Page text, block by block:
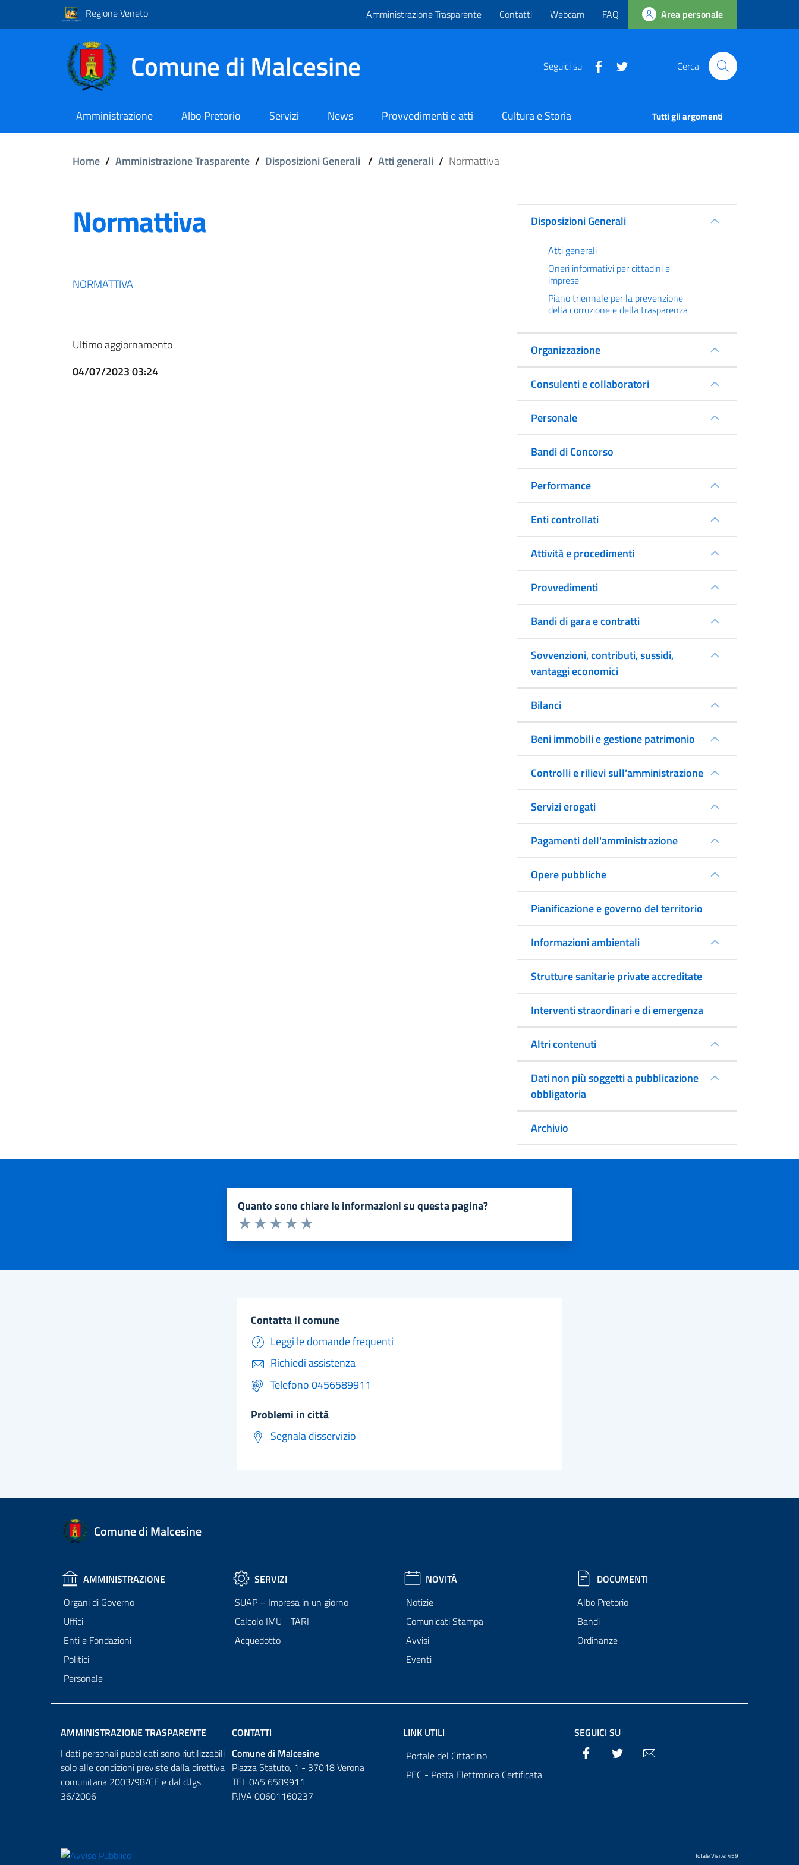
Regione Veneto Amministrazione Trasparente Contatti Webcam FAQ Area personale
Comune di Malcesine Seguici su Cerca
Amministrazione Albo Pretorio Servizi News Provvedimenti e atti Cultura e Storia Tutti gli argomenti
Home / Amministrazione Trasparente / Disposizioni Generali / Atti generali / Normattiva
Normattiva
NORMATTIVA
Ultimo aggiornamento
04/07/2023 03:24
Disposizioni Generali
Atti generali
Oneri informativi per cittadini e
imprese
Piano triennale per la prevenzione
della corruzione e della trasparenza
Organizzazione
Consulenti e collaboratori
Personale
Bandi di Concorso
Performance
Enti controllati
Attività e procedimenti
Provvedimenti
Bandi di gara e contratti
Sovvenzioni, contributi, sussidi,
vantaggi economici
Bilanci
Beni immobili e gestione patrimonio
Controlli e rilievi sull'amministrazione
Servizi erogati
Pagamenti dell'amministrazione
Opere pubbliche
Pianificazione e governo del territorio
Informazioni ambientali
Strutture sanitarie private accreditate
Interventi straordinari e di emergenza
Altri contenuti
Dati non più soggetti a pubblicazione
obbligatoria
Archivio
quanto sono chiare le informazioni su questa pagina?
Valuta da 1 a 5 stelle la pagina
Valuta 5 stelle su 5
Valuta 4 stelle su 5
Valuta 3 stelle su 5
Valuta 2 stelle su 5
Valuta 1 stelle su 5
contatta il comune
Leggi le domande frequenti
Richiedi assistenza
Telefono 0456589911
problemi in città
Segnala disservizio
Comune di Malcesine
AMMINISTRAZIONE
Organi di Governo
Uffici
Enti e Fondazioni
Politici
Personale
SERVIZI
SUAP – Impresa in un giorno
Calcolo IMU - TARI
Acquedotto
NOVITÀ
Notizie
Comunicati Stampa
Avvisi
Eventi
DOCUMENTI
Albo Pretorio
Bandi
Ordinanze
AMMINISTRAZIONE TRASPARENTE
I dati personali pubblicati sono riutilizzabili
solo alle condizioni previste dalla direttiva
comunitaria 2003/98/CE e dal d.lgs.
36/2006
CONTATTI
Comune di Malcesine
Piazza Statuto, 1 - 37018 Verona
TEL 045 6589911
P.IVA 00601160237
LINK UTILI
Portale del Cittadino
PEC - Posta Elettronica Certificata
SEGUICI SU
Facebook Twitter
Totale Visite: 459